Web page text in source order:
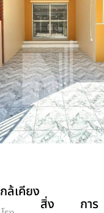
ล้เคียง
สิ่ง
การ